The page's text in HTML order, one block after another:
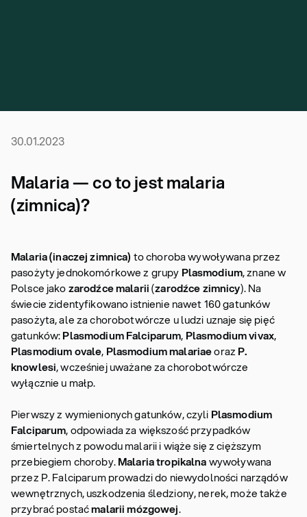
30.01.2023
Malaria — co to jest malaria
(zimnica)?
Malaria (inaczej zimnica) to choroba wywoływana przez
pasożyty jednokomórkowe z grupy Plasmodium, znane w
Polsce jakozarodźce malarii(zarodźce zimnicy). Na
świecie zidentyfikowano istnienie nawet 160 gatunków
pasożyta, ale za chorobotwórcze u ludzi uznaje się pięć
gatunków:Plasmodium Falciparum, Plasmodium vivax,
Plasmodium ovale, Plasmodium malariaeoraz P.
knowlesi, wcześniej uważane za chorobotwórcze
wyłącznie u małp.
Pierwszy z wymienionych gatunków, czyli Plasmodium
Falciparum, odpowiada za większość przypadków
śmiertelnych z powodu malarii i wiąże się z cięższym
przebiegiem choroby.Malaria tropikalnawywoływana
przez P. Falciparum prowadzi do niewydolności narządów
wewnętrznych, uszkodzenia śledziony, nerek, może także
przybrać postaćmalarii mózgowej.